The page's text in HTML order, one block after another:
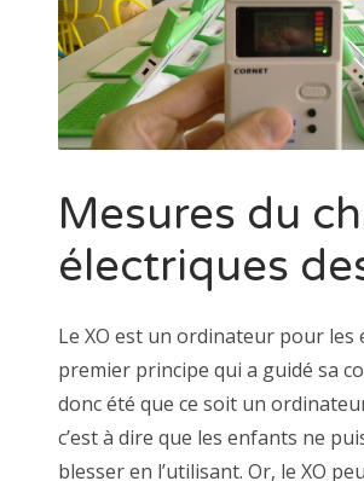
Mesures du
électriques
Le XO est un ordinateur pour les
premier principe qui a guidé sa
donc été que ce soit un
c’est à dire que les enfants ne
blesser en l’utilisant. Or, le XO